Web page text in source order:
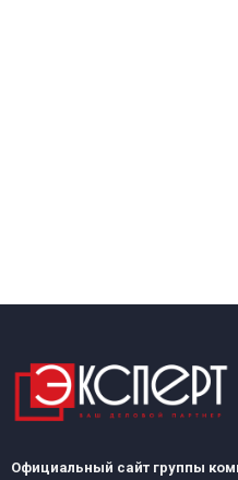
Официальный сайт группы